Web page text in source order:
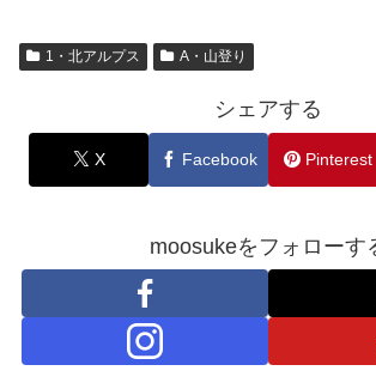
1・北アルプス A・山登り
シェアする
X Facebook Pinterest
moosukeをフォローす